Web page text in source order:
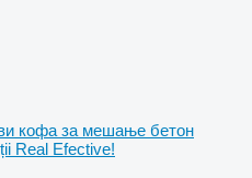
кофа за мешање бетон
Real Efective!